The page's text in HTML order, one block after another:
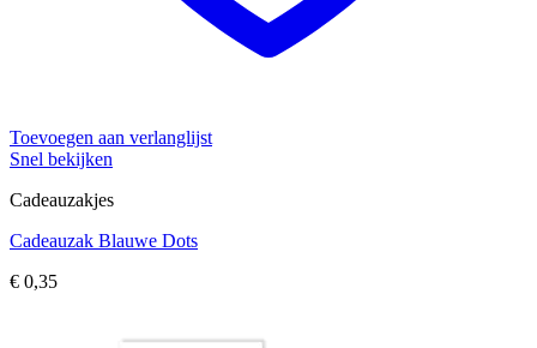
Toevoegen aan verlanglijst
Snel bekijken
Cadeauzakjes
Cadeauzak Blauwe Dots
€ 0,35